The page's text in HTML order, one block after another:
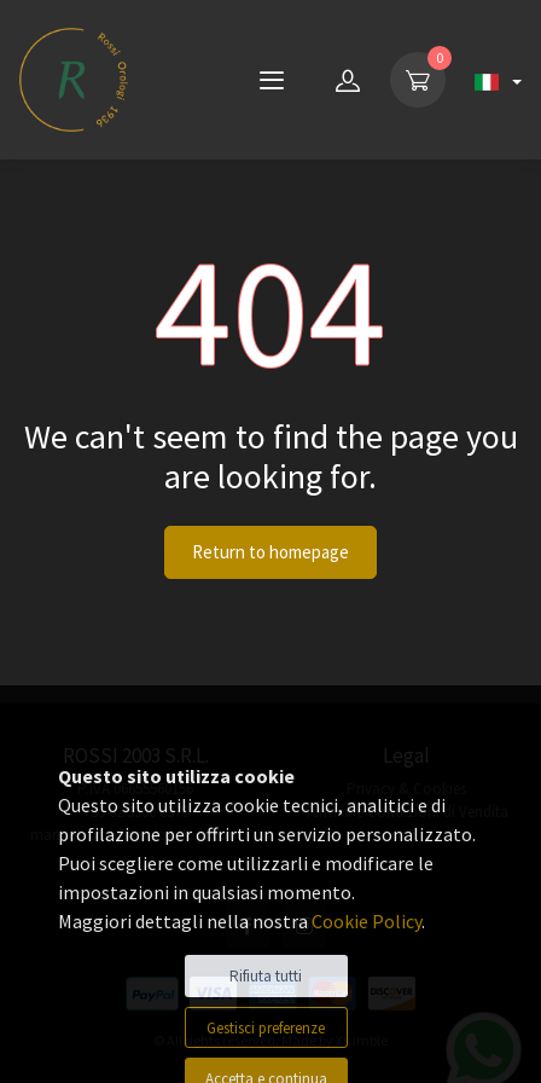
0
404
We can't seem to find the page you
are looking for.
Return to homepage
ROSSI 2003 S.R.L.
P.IVA 06655560156
+39 02 3360 8378
manuel.rossi@rossiorologi.com
Legal
Termini e Condizioni di Vendita
© All rights reserved. Made by
Questo sito utilizza cookie
Questo sito utilizza cookie tecnici, analitici e di
profilazione per offrirti un servizio personalizzato.
Puoi scegliere come utilizzarli e modificare le
impostazioni in qualsiasi momento.
Maggiori dettagli nella nostraCookie Policy.
Rifiuta tutti
Gestisci preferenze